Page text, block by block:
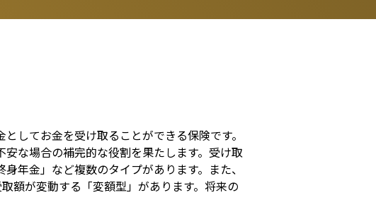
してお金を受け取ることができる保険です。
な場合の補完的な役割を果たします。受け取
年金」など複数のタイプがあります。また、
額が変動する「変額型」があります。将来の